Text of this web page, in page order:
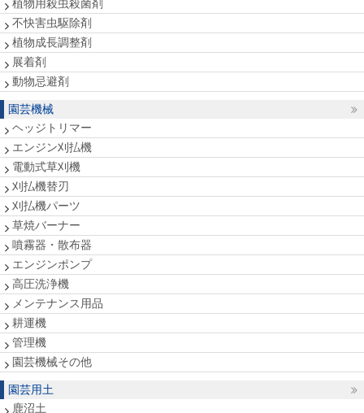
植物用殺虫殺菌剤
不快害虫駆除剤
植物成長調整剤
展着剤
動物忌避剤
園芸機械
ヘッジトリマー
エンジン刈払機
電動式草刈機
刈払機替刃
刈払機パーツ
草焼バーナー
噴霧器・散布器
エンジンポンプ
高圧洗浄機
メンテナンス用品
耕運機
管理機
園芸機械その他
園芸用土
鹿沼土